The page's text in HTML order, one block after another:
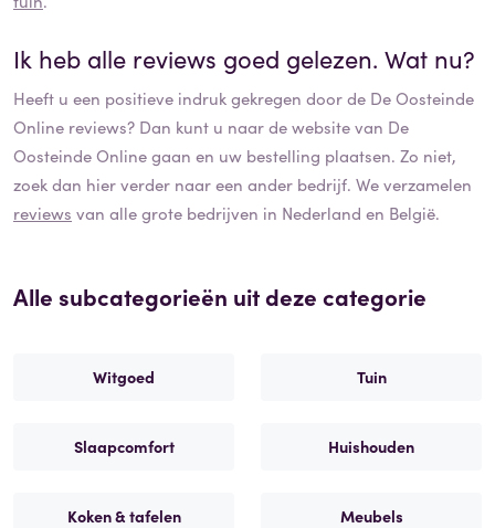
Ik heb alle reviews goed gelezen. Wat nu?
Heeft u een positieve indruk gekregen door de De Oosteinde
Online reviews? Dan kunt u naar de website van De
Oosteinde Onlinegaan en uw bestelling plaatsen. Zo niet,
zoek dan hier verder naar een ander bedrijf. We verzamelen
reviews van alle grote bedrijven in Nederland en België.
Alle subcategorieën uit deze categorie
Witgoed Tuin
Slaapcomfort Huishouden
Koken & tafelen Meubels